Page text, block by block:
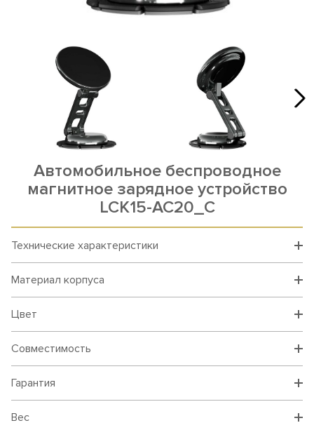
Автомобильное беспроводное
магнитное зарядное устройство
LCK15-AC20_C
Технические характеристики
Материал корпуса
Цвет
Совместимость
Гарантия
Вес